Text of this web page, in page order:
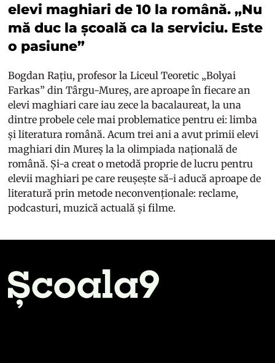
elevi maghiari de 10 la română. „Nu
mă duc la școală ca la serviciu. Este
o pasiune”
Bogdan Rațiu, profesor la Liceul Teoretic „Bolyai
Farkas” din Târgu-Mureș, are aproape în fiecare an
elevi maghiari care iau zece la bacalaureat, la una
dintre probele cele mai problematice pentru ei: limba
și literatura română. Acum trei ani a avut primii elevi
maghiari din Mureș la la olimpiada națională de
română. Și-a creat o metodă proprie de lucru pentru
elevii maghiari pe care reușește să-i aducă aproape de
literatură prin metode neconvenționale: reclame,
podcasturi, muzică actuală și filme.